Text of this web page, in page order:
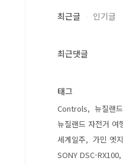
최근글 인기글
최근댓글
태그
Controls
뉴질랜드
뉴질랜드 자전거 여
세계일주
가민 엣
SONY DSC-RX100